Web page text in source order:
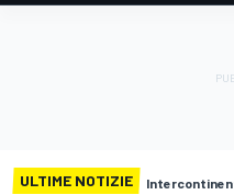
ULTIME NOTIZIE